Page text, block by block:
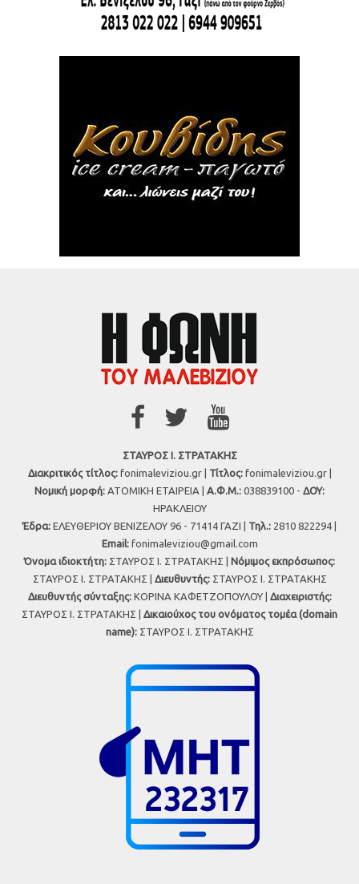
ΣΤΑΥΡΟΣ Ι. ΣΤΡΑΤΑΚΗΣ
Διακριτικός τίτλος:fonimaleviziou.gr | Τίτλος:fonimaleviziou.gr |
Νομική μορφή: ΑΤΟΜΙΚΗ ΕΤΑΙΡΕΙΑ | Α.Φ.Μ.: 038839100 - ΔΟΥ:
ΗΡΑΚΛΕΙΟΥ
Έδρα: ΕΛΕΥΘΕΡΙΟΥ ΒΕΝΙΖΕΛΟΥ 96 - 71414 ΓΑΖΙ | Τηλ.: 2810 822294 |
Εmail: fonimaleviziou@gmail.com
Όνομα ιδιοκτήτη: ΣΤΑΥΡΟΣ Ι. ΣΤΡΑΤΑΚΗΣ | Νόμιμος εκπρόσωπος:
ΣΤΑΥΡΟΣ Ι. ΣΤΡΑΤΑΚΗΣ | Διευθυντής:ΣΤΑΥΡΟΣ Ι. ΣΤΡΑΤΑΚΗΣ
Διευθυντής σύνταξης:ΚΟΡΙΝΑ ΚΑΦΕΤΖΟΠΟΥΛΟΥ | Διαχειριστής:
ΣΤΑΥΡΟΣ Ι. ΣΤΡΑΤΑΚΗΣ | Δικαιούχος του ονόματος τομέα (domain
name):ΣΤΑΥΡΟΣ Ι. ΣΤΡΑΤΑΚΗΣ